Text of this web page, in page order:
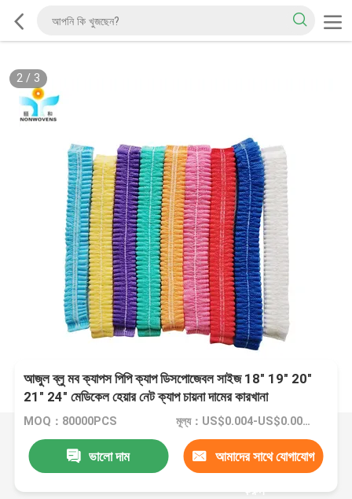
2/ 3
আজুল ব্লু মব ক্যাপস পিপি ক্যাপ ডিসপোজেবল সাইজ 18" 19" 20"
21" 24" মেডিকেল হেয়ার নেট ক্যাপ চায়না দামের কারখানা
MOQ：80000PCS মূল্য：US$0.004-US$0.009/PCS
ভালো দাম আমাদের সাথে যোগাযোগ
করুন